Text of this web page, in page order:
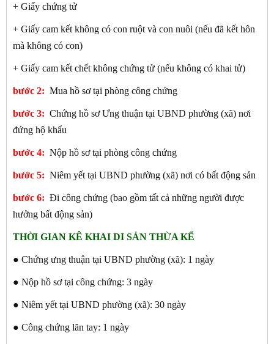
+ Giấy chứng tử
+ Giấy cam kết không có con ruột và con nuôi (nếu đã kết hôn
mà không có con)
+ Giấy cam kết chết không chứng tử (nếu không có khai tử)
bước 2: Mua hồ sơ tại phòng công chứng
bước 3: Chứng hồ sơ Ưng thuận tại UBND phường (xã) nơi
đứng hộ khẩu
bước 4: Nộp hồ sơ tại phòng công chứng
bước 5: Niêm yết tại UBND phường (xã) nơi có bất động sản
bước 6: Đi công chứng (bao gồm tất cả những người được
hưởng bất động sản)
THỜI GIAN KÊ KHAI DI SẢN THỪA KẾ
● Chứng ưng thuận tại UBND phường (xã): 1 ngày
● Nộp hồ sơ tại công chứng: 3 ngày
● Niêm yết tại UBND phường (xã): 30 ngày
● Công chứng lăn tay: 1 ngày